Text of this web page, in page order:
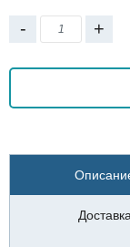
- +
Доставка